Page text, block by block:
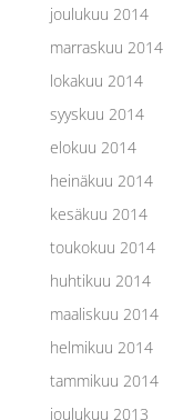
joulukuu 2014
marraskuu 2014
lokakuu 2014
syyskuu 2014
elokuu 2014
heinäkuu 2014
kesäkuu 2014
toukokuu 2014
huhtikuu 2014
maaliskuu 2014
helmikuu 2014
tammikuu 2014
joulukuu 2013